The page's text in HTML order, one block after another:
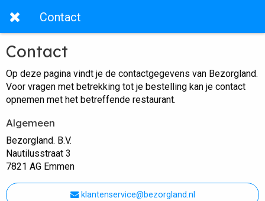
Contact
Contact
Op deze pagina vindt je de contactgegevens van Bezorgland.
Voor vragen met betrekking tot je bestelling kan je contact
opnemen met het betreffende restaurant.
Algemeen
Bezorgland. B.V.
Nautilusstraat 3
7821 AG Emmen
klantenservice@bezorgland.nl